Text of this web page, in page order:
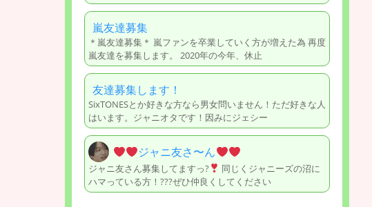
嵐友達募集
＊嵐友達募集＊ 嵐ファンを卒業していく方が増えた為 再度
嵐友達を募集します。 2020年の今年、休止
友達募集します！
SixTONESとか好きな方なら男女問いません！ただ好きな人
はいます。ジャニオタです！因みにジェシー
ジャニ友さ〜ん
ジャニ友さん募集してますっ?
同じくジャニーズの沼に
ハマっている方！???ぜひ仲良くしてください